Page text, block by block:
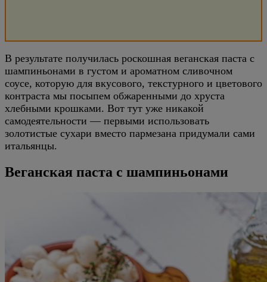
В результате получилась роскошная веганская паста с
шампиньонами в густом и ароматном сливочном
соусе, которую для вкусового, текстурного и цветового
контраста мы посыпем обжаренными до хруста
хлебными крошками. Вот тут уже никакой
самодеятельности — первыми использовать
золотистые сухари вместо пармезана придумали сами
итальянцы.
Веганская паста с шампиньонами